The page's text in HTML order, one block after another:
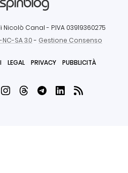
Nicolò Canal - P.IVA 03919360275
NC-SA 3.0- Gestione Consenso
LEGAL PRIVACY PUBBLICITÀ